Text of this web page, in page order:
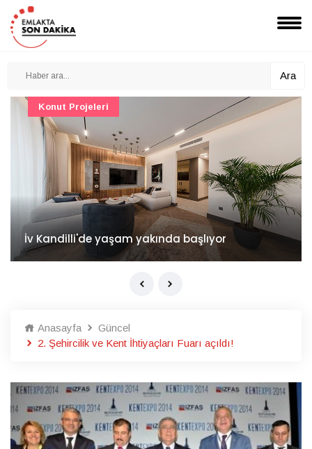
Ara
İv Kandilli'de yaşam yakında başlıyor
Konut Projeleri
Anasayfa
Güncel
2. Şehircilik ve Kent İhtiyaçları Fuarı açıldı!